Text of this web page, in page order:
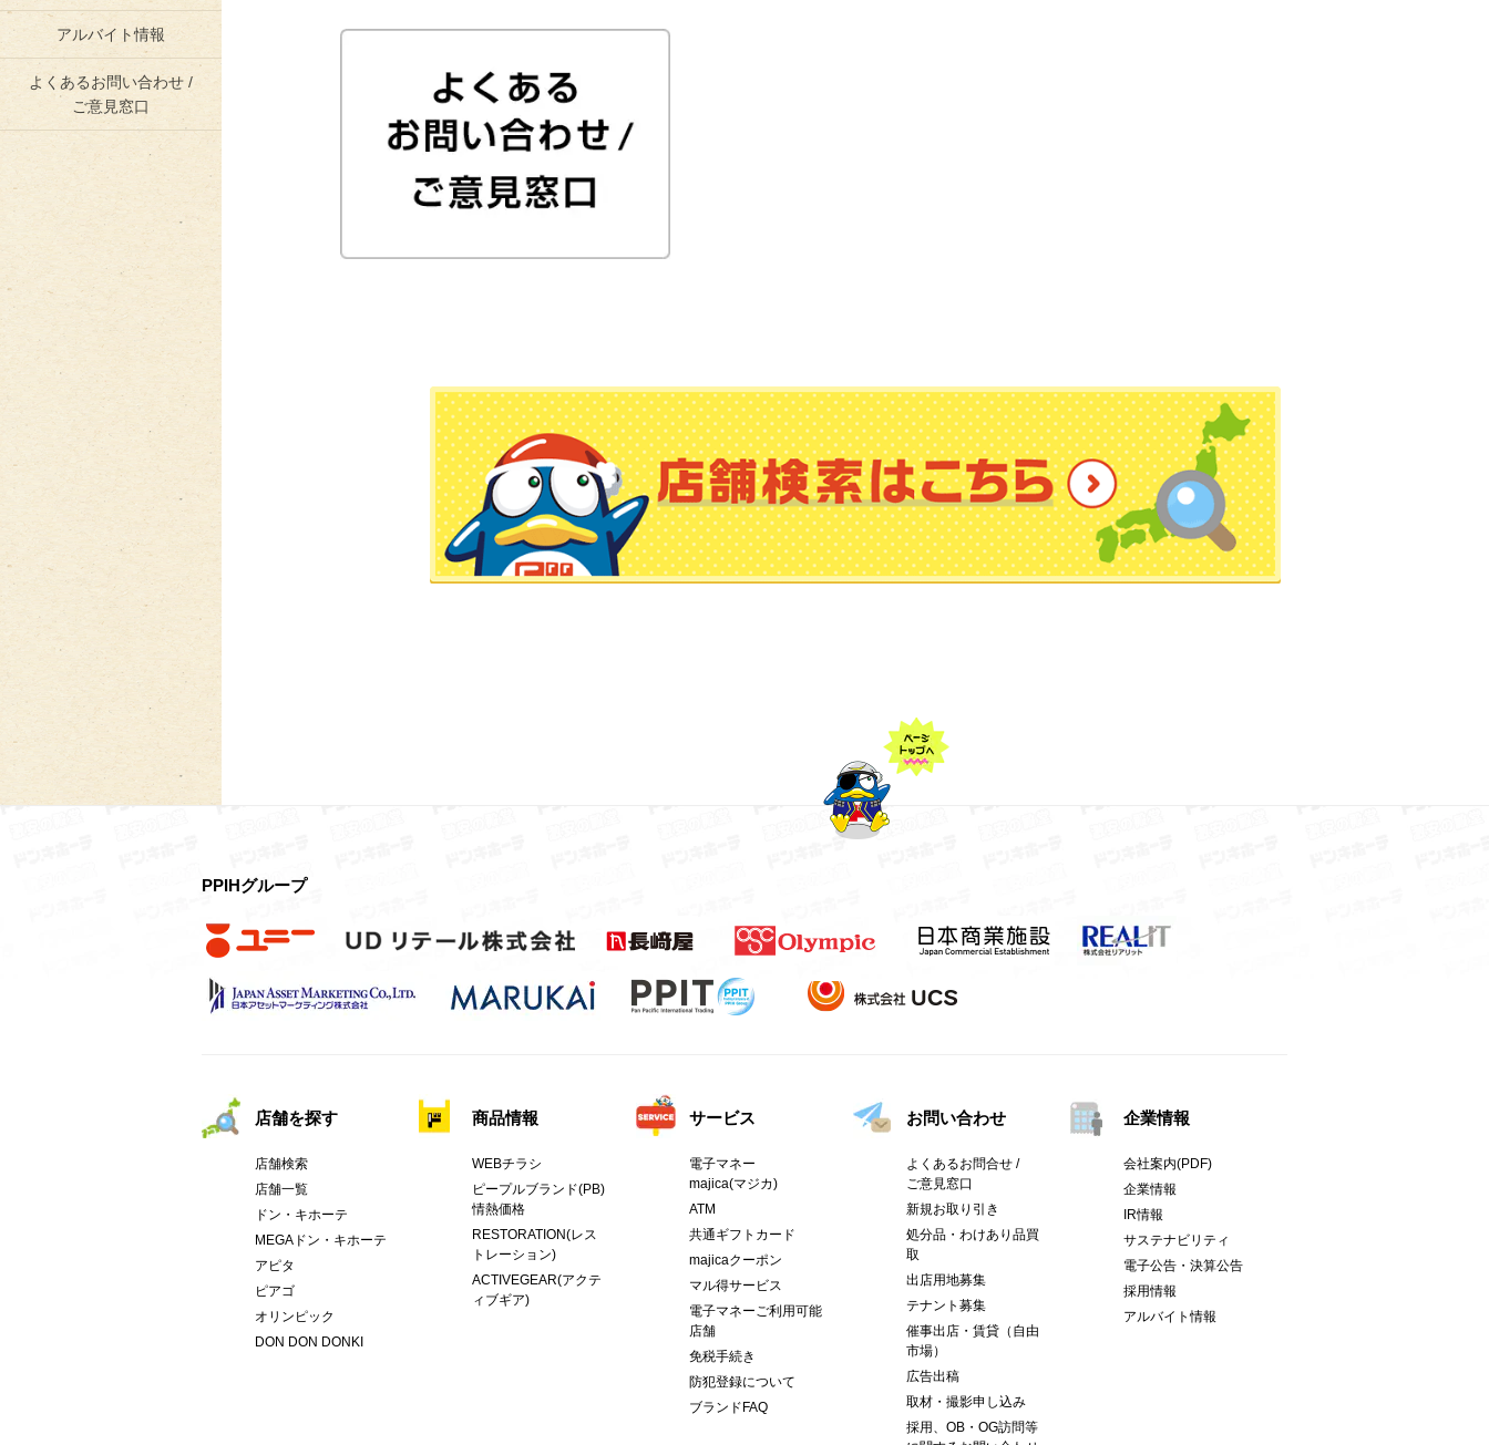
アルバイト情報
よくあるお問い合わせ /
ご意見窓口
PPIHグループ
店舗を探す
店舗検索
店舗一覧
ドン・キホーテ
MEGAドン・キホーテ
アピタ
ピアゴ
オリンピック
DON DON DONKI
商品情報
WEBチラシ
ピープルブランド(PB)
情熱価格
RESTORATION(レス
トレーション)
ACTIVEGEAR(アクテ
ィブギア)
サービス
電子マネー
majica(マジカ)
ATM
共通ギフトカード
majicaクーポン
マル得サービス
電子マネーご利用可能
店舗
免税手続き
防犯登録について
ブランドFAQ
お問い合わせ
よくあるお問合せ /
ご意見窓口
新規お取り引き
処分品・わけあり品買
取
出店用地募集
テナント募集
催事出店・賃貸（自由
市場）
広告出稿
取材・撮影申し込み
採用、OB・OG訪問等
企業情報
会社案内(PDF)
企業情報
IR情報
サステナビリティ
電子公告・決算公告
採用情報
アルバイト情報